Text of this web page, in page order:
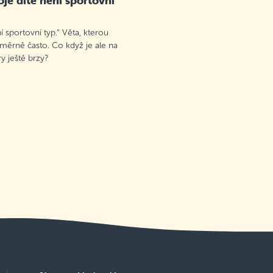
sportovní typ.“ Věta, kterou
často. Co když je ale na
ještě brzy?